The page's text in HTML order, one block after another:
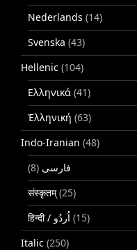
Nederlands (14)
Svenska (43)
Hellenic (104)
Ελληνικά (41)
Ἑλληνική (63)
Indo-Iranian (48)
فارسی (8)
संस्कृतम्(25)
(15)
Italic (250)